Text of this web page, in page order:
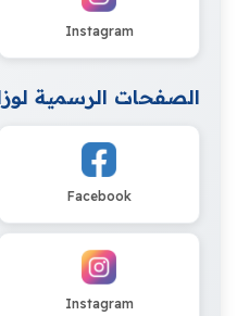
Instagram
الصفحات الرسمية
Facebook
Instagram